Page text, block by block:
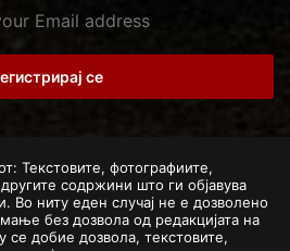
Текстовите, фотографиите,
содржини што ги објавува
Во ниту еден случај не е дозволено
без дозвола од редакцијата на
се добие дозвола, текстовите,